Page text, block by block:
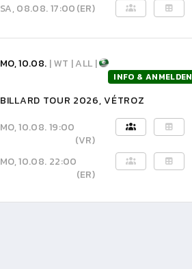
SA, 08.08. 17:00(ER)
MO, 10.08. | WT | ALL |
INFO & ANMELDEN
BILLARD TOUR 2026, VÉTROZ
MO, 10.08. 19:00
(VR)
MO, 10.08. 22:00
(ER)